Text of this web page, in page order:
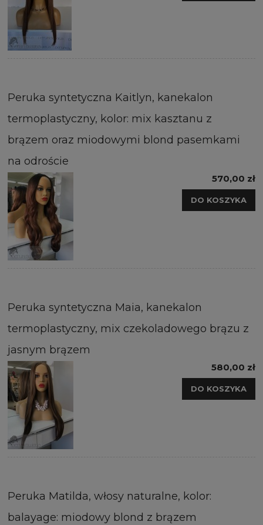
Peruka syntetyczna Kaitlyn, kanekalon
termoplastyczny, kolor: mix kasztanu z
brązem oraz miodowymi blond pasemkami
na odroście
570,00 zł
DO KOSZYKA
Peruka syntetyczna Maia, kanekalon
termoplastyczny, mix czekoladowego brązu z
jasnym brązem
580,00 zł
DO KOSZYKA
Peruka Matilda, włosy naturalne, kolor:
balayage: miodowy blond z brązem